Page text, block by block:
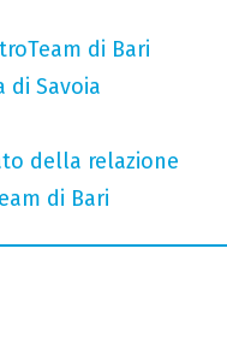
di Bari
di Savoia
della relazione
di Bari